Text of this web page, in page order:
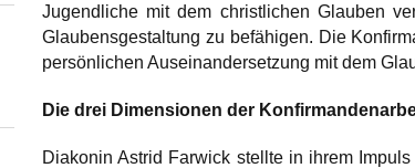
Jugendliche mit dem christlichen Glauben
Glaubensgestaltung zu befähigen. Die
persönlichen Auseinandersetzung mit dem
Die drei Dimensionen der
Diakonin Astrid Farwick stellte in ihrem